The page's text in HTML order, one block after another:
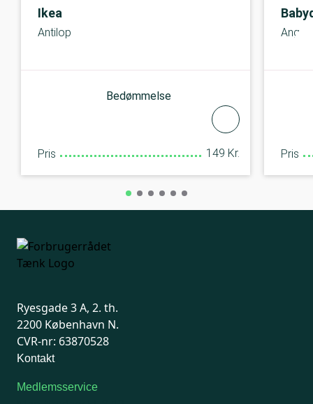
Ikea
Antilop
Bedømmelse
Pris 149 Kr.
Angel
Pris
Ryesgade 3 A, 2. th.
2200 København N.
CVR-nr: 63870528
Kontakt
Medlemsservice